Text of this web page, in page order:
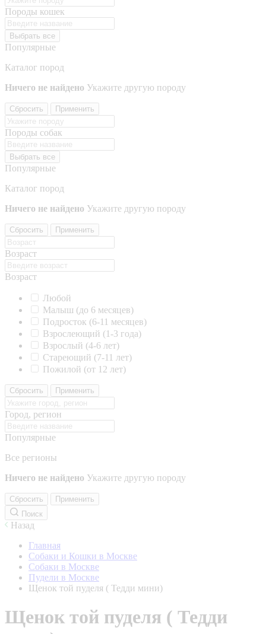
Породы кошек
Выбрать все
Популярные
Каталог пород
Ничего не найдено Укажите другую породу
Сбросить Применить
Породы собак
Выбрать все
Популярные
Каталог пород
Ничего не найдено Укажите другую породу
Сбросить Применить
Возраст
Возраст
Любой
Малыш (до 6 месяцев)
Подросток (6-11 месяцев)
Взрослеющий (1-3 года)
Взрослый (4-6 лет)
Стареющий (7-11 лет)
Пожилой (от 12 лет)
Сбросить Применить
Город, регион
Популярные
Все регионы
Ничего не найдено Укажите другую породу
Сбросить
Применить
Поиск
Назад
Главная
Собаки и Кошки в Москве
Собаки в Москве
Пудели в Москве
Щенок той пуделя ( Тедди мини)
Щенок той пуделя ( Тедди